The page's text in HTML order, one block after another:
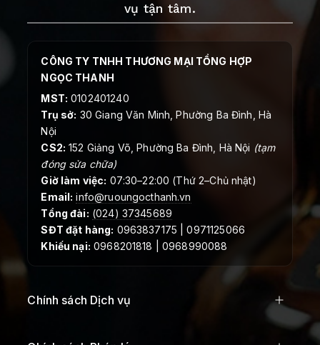
vụ tận tâm.
CÔNG TY TNHH THƯƠNG MẠI TỔNG HỢP
NGỌC THANH
MST: 0102401240
Trụ sở: 30 Giang Văn Minh, Phường Ba Đình, Hà
Nội
CS2: 152 Giảng Võ, Phường Ba Đình, Hà Nội (tạm
đóng sửa chữa)
Giờ làm việc: 07:30–22:00 (Thứ 2–Chủ nhật)
Email: info@ruoungocthanh.vn
Tổng đài: (024) 37345689
SĐT đặt hàng: 0963837175 | 0971125066
Khiếu nại: 0968201818 | 0968990088
Chính sách Dịch vụ